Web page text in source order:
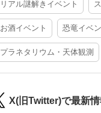
リアル謎解きイベント
お酒イベント 恐竜イベ
プラネタリウム・天体観測
X(旧Twitter)で最新